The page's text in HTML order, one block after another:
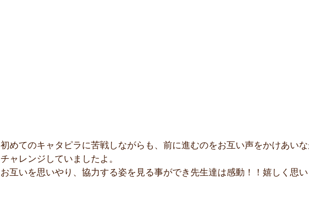
初めてのキャタピラに苦戦しながらも、前に進むのをお互い声をかけあい
チャレンジしていましたよ。
お互いを思いやり、協力する姿を見る事ができ先生達は感動！！嬉しく思